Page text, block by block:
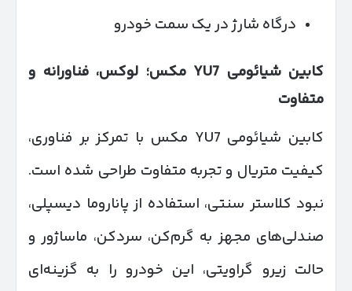
درگاه شارژ در یک سمت خودرو
کابین شیائومی YU 7 مکس؛ لوکس، فناورانه و
متفاوت
کابین شیائومی YU7 مکس با تمرکز بر فناوری،
کیفیت متریال و تجربه متفاوت طراحی شده است.
نبود کلاستر سنتی، استفاده از پاناروما دیسپلی،
صندلی‌های مجهز به گرم‌کن، سردکن، ماساژور و
حالت زیرو گراویتی، این خودرو را به گزینه‌ای